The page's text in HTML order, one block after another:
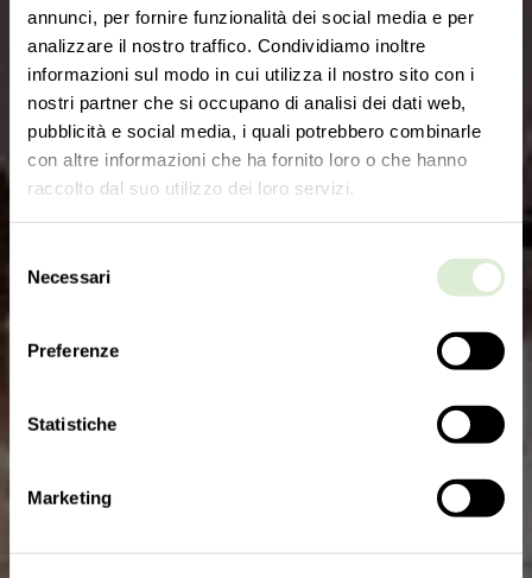
annunci, per fornire funzionalità dei social media e per
analizzare il nostro traffico. Condividiamo inoltre
informazioni sul modo in cui utilizza il nostro sito con i
nostri partner che si occupano di analisi dei dati web,
pubblicità e social media, i quali potrebbero combinarle
con altre informazioni che ha fornito loro o che hanno
raccolto dal suo utilizzo dei loro servizi.
delNecessari
Preferenze
Statistiche
Marketing